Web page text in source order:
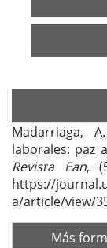
Madarriaga,
laborales: paz
Revista Ean,
https://
a/article/view/
Más